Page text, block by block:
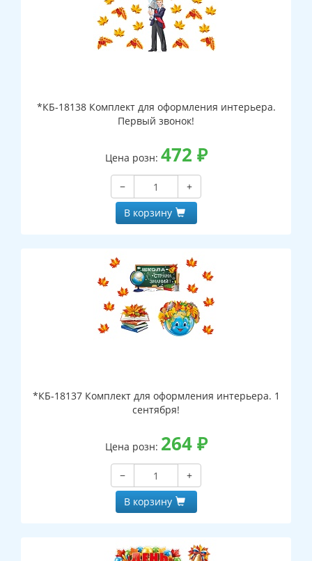
*КБ-18138 Комплект для оформления интерьера.
Первый звонок!
Цена розн: 472 ₽
−
+
В корзину
*КБ-18137 Комплект для оформления интерьера. 1
сентября!
Цена розн: 264₽
−
+
В корзину